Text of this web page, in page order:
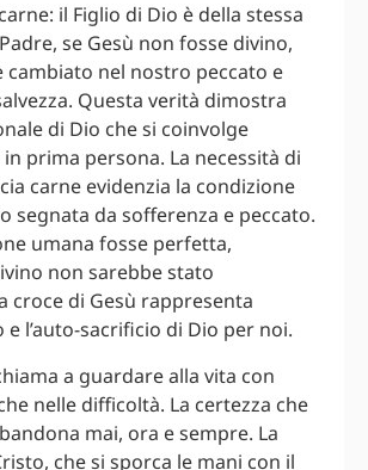
il Figlio di Dio è della stessa
se Gesù non fosse divino,
cambiato nel nostro peccato e
Questa verità dimostra
di Dio che si coinvolge
prima persona. La necessità di
carne evidenzia la condizione
segnata da sofferenza e peccato.
umana fosse perfetta,
non sarebbe stato
croce di Gesù rappresenta
e l’auto-sacrificio di Dio per noi.
a guardare alla vita con
nelle difficoltà. La certezza che
mai, ora e sempre. La
che si sporca le mani con il